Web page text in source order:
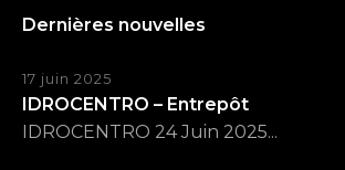
Dernières nouvelles
17 juin 2025
IDROCENTRO – Entrepôt
IDROCENTRO 24 Juin 2025...